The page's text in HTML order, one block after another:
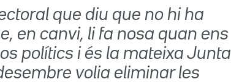
que diu que no hi ha
en canvi, li fa nosa quan ens
polítics i és la mateixa Junta
volia eliminar les